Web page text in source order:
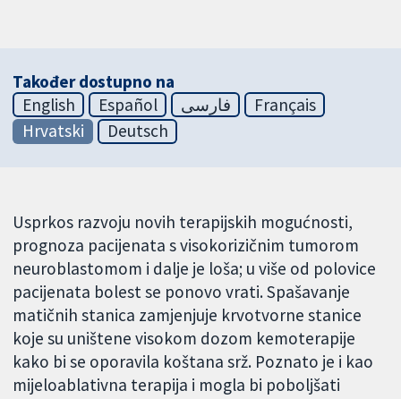
Također dostupno na
English
Español فارسی
Français
Hrvatski
Deutsch
Usprkos razvoju novih terapijskih mogućnosti,
prognoza pacijenata s visokorizičnim tumorom
neuroblastomom i dalje je loša; u više od polovice
pacijenata bolest se ponovo vrati. Spašavanje
matičnih stanica zamjenjuje krvotvorne stanice
koje su uništene visokom dozom kemoterapije
kako bi se oporavila koštana srž. Poznato je i kao
mijeloablativna terapija i mogla bi poboljšati